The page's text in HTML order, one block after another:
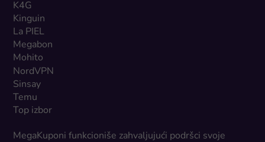
K4G
Kinguin
La PIEL
Megabon
Mohito
NordVPN
Sinsay
Temu
Top izbor
MegaKuponi funkcioniše zahvaljujući podršci svoje